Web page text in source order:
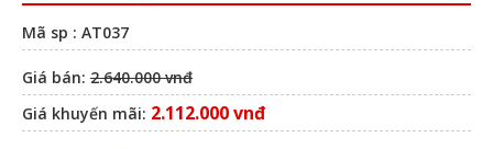
Mã sp : AT037
Giá bán: 2.640.000 vnđ
Giá khuyến mãi: 2.112.000 vnđ